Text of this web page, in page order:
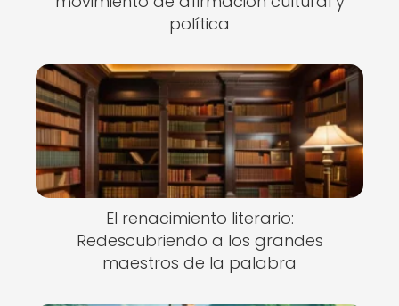
política
El renacimiento literario:
Redescubriendo a los grandes
maestros de la palabra